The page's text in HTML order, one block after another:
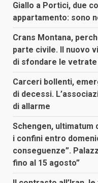
Giallo a Portici, due
appartamento: sono
Crans Montana,
parte civile. Il nuovo
di sfondare le vetrate
Carceri bollenti,
di decessi.
di allarme
Schengen, ultimatum
i confini entro
conseguenze”.
fino al 15 agosto”